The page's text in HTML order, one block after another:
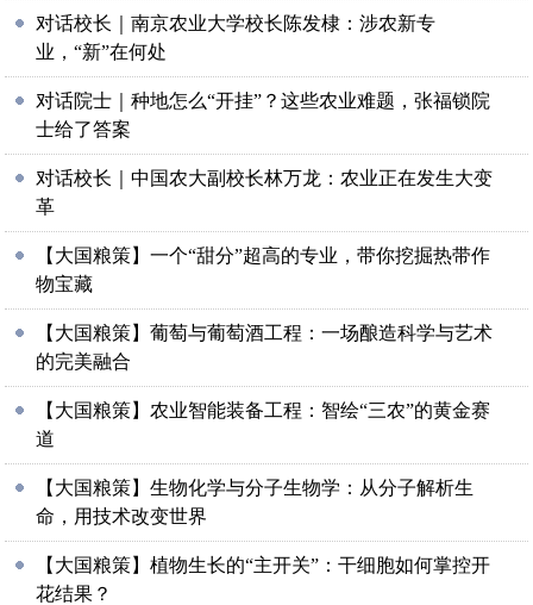
对话校长｜南京农业大学校长陈发棣：涉农新专
业，“新”在何处
对话院士｜种地怎么“开挂”？这些农业难题，张福锁院
士给了答案
对话校长｜中国农大副校长林万龙：农业正在发生大变
革
【大国粮策】一个“甜分”超高的专业，带你挖掘热带作
物宝藏
【大国粮策】葡萄与葡萄酒工程：一场酿造科学与艺术
的完美融合
【大国粮策】农业智能装备工程：智绘“三农”的黄金赛
道
【大国粮策】生物化学与分子生物学：从分子解析生
命，用技术改变世界
【大国粮策】植物生长的“主开关”：干细胞如何掌控开
花结果？